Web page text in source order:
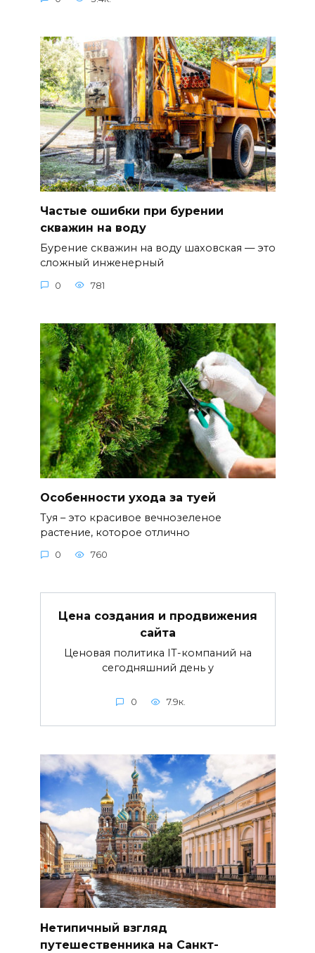
Частые ошибки при бурении
скважин на воду
Бурение скважин на воду шаховская — это
сложный инженерный
0 781
Особенности ухода за туей
Туя – это красивое вечнозеленое
растение, которое отлично
0 760
Цена создания и продвижения
сайта
Ценовая политика IT-компаний на
сегодняшний день у
0 7.9к.
Нетипичный взгляд
путешественника на Санкт-